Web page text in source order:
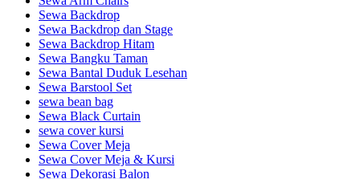
Sewa Backdrop
Sewa Backdrop dan Stage
Sewa Backdrop Hitam
Sewa Bangku Taman
Sewa Bantal Duduk Lesehan
Sewa Barstool Set
sewa bean bag
Sewa Black Curtain
sewa cover kursi
Sewa Cover Meja
Sewa Cover Meja & Kursi
Sewa Dekorasi Balon